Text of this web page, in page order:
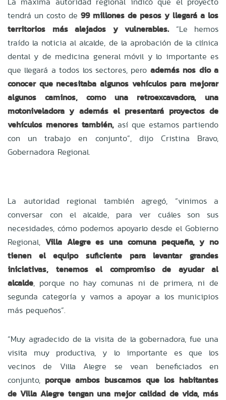
tendrá un costo de 99 millones de pesos y llegará a los
territorios más alejados y vulnerables. “Le hemos
traído la noticia al alcalde, de la aprobación de la clínica
dental y de medicina general móvil y lo importante es
que llegará a todos los sectores, pero además nos dio a
conocer que necesitaba algunos vehículos para mejorar
algunos caminos, como una retroexcavadora, una
motoniveladora y además el presentará proyectos de
vehículos menores también, así que estamos partiendo
con un trabajo en conjunto”, dijo Cristina Bravo,
Gobernadora Regional.
La autoridad regional también agregó, “vinimos a
conversar con el alcalde, para ver cuáles son sus
necesidades, cómo podemos apoyarlo desde el Gobierno
Regional, Villa Alegre es una comuna pequeña, y no
tienen el equipo suficiente para levantar grandes
iniciativas, tenemos el compromiso de ayudar al
alcalde, porque no hay comunas ni de primera, ni de
segunda categoría y vamos a apoyar a los municipios
más pequeños”.
“Muy agradecido de la visita de la gobernadora, fue una
visita muy productiva, y lo importante es que los
vecinos de Villa Alegre se vean beneficiados en
conjunto, porque ambos buscamos que los habitantes
de Villa Alegre tengan una mejor calidad de vida, más